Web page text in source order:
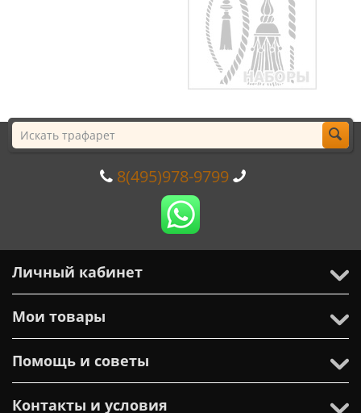
8(495)978-9799
Личный кабинет
Мои товары
Помощь и советы
Контакты и условия